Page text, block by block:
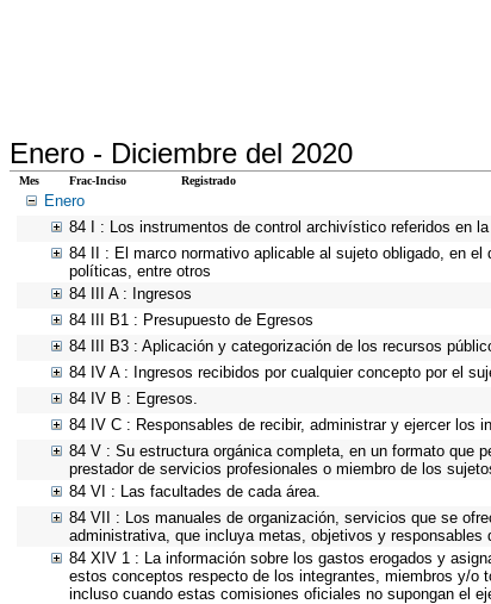
Enero - Diciembre del 2020
Mes Frac-Inciso Registrado
Enero
84 I : Los instrumentos de control archivístico referidos en
84 II : El marco normativo aplicable al sujeto obligado, en
políticas, entre otros
84 III A : Ingresos
84 III B1 : Presupuesto de Egresos
84 III B3 : Aplicación y categorización de los recursos
84 IV A : Ingresos recibidos por cualquier concepto por el
84 IV B : Egresos.
84 IV C : Responsables de recibir, administrar y ejercer los
84 V : Su estructura orgánica completa, en un formato que
prestador de servicios profesionales o miembro de los
84 VI : Las facultades de cada área.
84 VII : Los manuales de organización, servicios que se
administrativa, que incluya metas, objetivos y responsables
84 XIV 1 : La información sobre los gastos erogados y
estos conceptos respecto de los integrantes, miembros y/o
incluso cuando estas comisiones oficiales no supongan el